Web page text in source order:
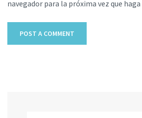
navegador para la próxima vez que